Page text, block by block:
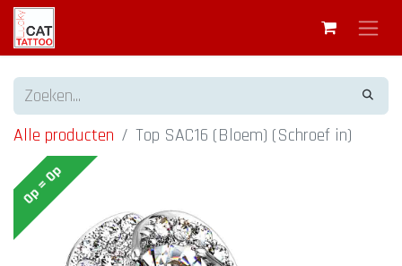
Alle producten Top SAC16 (Bloem) (Schroef in)
Op = Op